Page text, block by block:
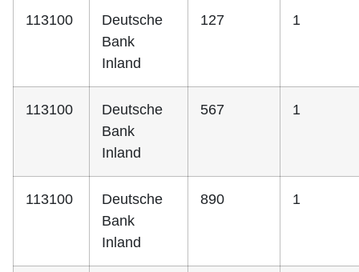
113100
Deutsche
Bank
Inland
127 1
113100
Deutsche
Bank
Inland
567 1
113100
Deutsche
Bank
Inland
890 1